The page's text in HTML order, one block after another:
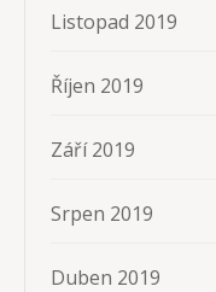
Listopad 2019
Říjen 2019
Září 2019
Srpen 2019
Duben 2019